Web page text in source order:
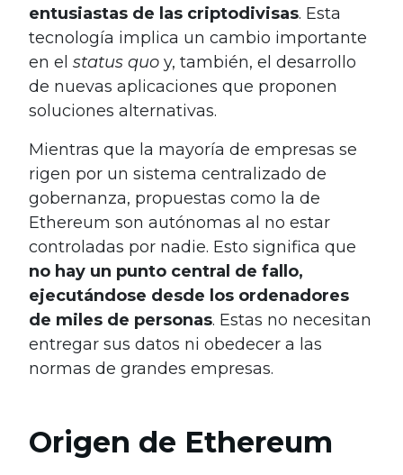
entusiastas de las criptodivisas. Esta
tecnología implica un cambio importante
en el status quo y, también, el desarrollo
de nuevas aplicaciones que proponen
soluciones alternativas.
Mientras que la mayoría de empresas se
rigen por un sistema centralizado de
gobernanza, propuestas como la de
Ethereum son autónomas al no estar
controladas por nadie. Esto significa que
no hay un punto central de fallo,
ejecutándose desde los ordenadores
de miles de personas. Estas no necesitan
entregar sus datos ni obedecer a las
normas de grandes empresas.
Origen de Ethereum